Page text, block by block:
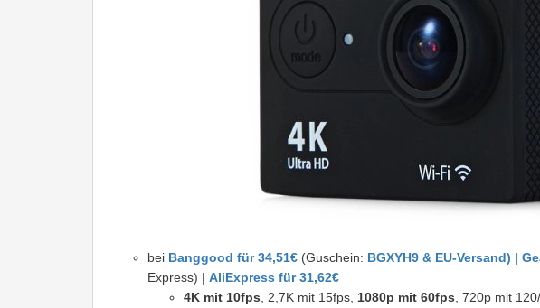
bei Banggood für 34,51€ (Guschein: BGXYH9 & EU-Versand) |
Express) | AliExpress für 31,62€
4K mit 10fps , 2,7K mit 15fps, 1080p mit 60fps , 720p mit